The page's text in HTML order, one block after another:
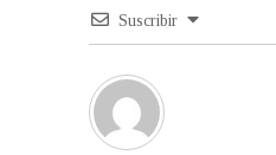
Suscribir